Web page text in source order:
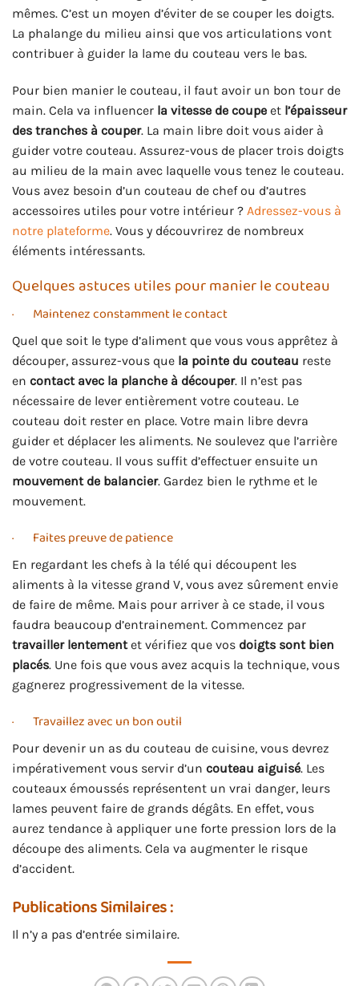
mêmes. C’est un moyen d’éviter de se couper les doigts.
La phalange du milieu ainsi que vos articulations vont
contribuer à guider la lame du couteau vers le bas.
Pour bien manier le couteau, il faut avoir un bon tour de
main. Cela va influencer la vitesse de coupe et l’épaisseur
des tranches à couper. La main libre doit vous aider à
guider votre couteau. Assurez-vous de placer trois doigts
au milieu de la main avec laquelle vous tenez le couteau.
Vous avez besoin d’un couteau de chef ou d’autres
accessoires utiles pour votre intérieur ? Adressez-vous à
notre plateforme. Vous y découvrirez de nombreux
éléments intéressants.
Quelques astuces utiles pour manier le couteau
· Maintenez constamment le contact
Quel que soit le type d’aliment que vous vous apprêtez à
découper, assurez-vous que la pointe du couteau reste
en contact avec la planche à découper. Il n’est pas
nécessaire de lever entièrement votre couteau. Le
couteau doit rester en place. Votre main libre devra
guider et déplacer les aliments. Ne soulevez que l’arrière
de votre couteau. Il vous suffit d’effectuer ensuite un
mouvement de balancier. Gardez bien le rythme et le
mouvement.
· Faites preuve de patience
En regardant les chefs à la télé qui découpent les
aliments à la vitesse grand V, vous avez sûrement envie
de faire de même. Mais pour arriver à ce stade, il vous
faudra beaucoup d’entrainement. Commencez par
travailler lentement et vérifiez que vos doigts sont bien
placés. Une fois que vous avez acquis la technique, vous
gagnerez progressivement de la vitesse.
· Travaillez avec un bon outil
Pour devenir un as du couteau de cuisine, vous devrez
impérativement vous servir d’un couteau aiguisé. Les
couteaux émoussés représentent un vrai danger, leurs
lames peuvent faire de grands dégâts. En effet, vous
aurez tendance à appliquer une forte pression lors de la
découpe des aliments. Cela va augmenter le risque
d’accident.
Publications Similaires :
Il n’y a pas d’entrée similaire.